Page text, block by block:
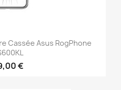
Cassée Asus RogPhone
€